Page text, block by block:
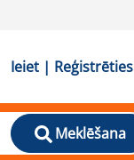
Ieiet | Reģistrēties
Meklēšana